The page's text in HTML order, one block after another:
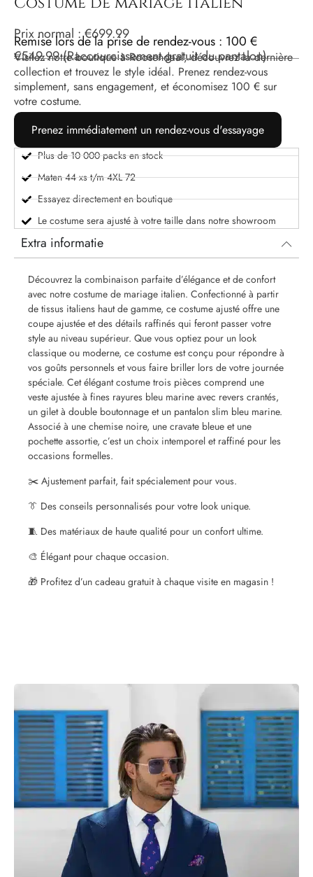
Prix ​​normal :€699.99
Remise lors de la prise de rendez-vous : 100 €
€549.99(Raccourcissement gratuit du pantalon)
Visitez notre boutique à Roosendaal, découvrez la dernière
collection et trouvez le style idéal. Prenez rendez-vous
simplement, sans engagement, et économisez 100 € sur
votre costume.
Prenez immédiatement un rendez-vous d'essayage
Plus de 10 000 packs en stock
Maten 44 xs t/m 4XL 72
Essayez directement en boutique
Le costume sera ajusté à votre taille dans notre showroom
Extra informatie
Découvrez la combinaison parfaite d’élégance et de confort
avec notre costume de mariage italien. Confectionné à partir
de tissus italiens haut de gamme, ce costume ajusté offre une
coupe ajustée et des détails raffinés qui feront passer votre
style au niveau supérieur. Que vous optiez pour un look
classique ou moderne, ce costume est conçu pour répondre à
vos goûts personnels et vous faire briller lors de votre journée
spéciale. Cet élégant costume trois pièces comprend une
veste ajustée à fines rayures bleu marine avec revers crantés,
un gilet à double boutonnage et un pantalon slim bleu marine.
Associé à une chemise noire, une cravate bleue et une
pochette assortie, c’est un choix intemporel et raffiné pour les
occasions formelles.
✂️ Ajustement parfait, fait spécialement pour vous.
👔 Des conseils personnalisés pour votre look unique.
🧵 Des matériaux de haute qualité pour un confort ultime.
🎨 Élégant pour chaque occasion.
🎁 Profitez d’un cadeau gratuit à chaque visite en magasin !